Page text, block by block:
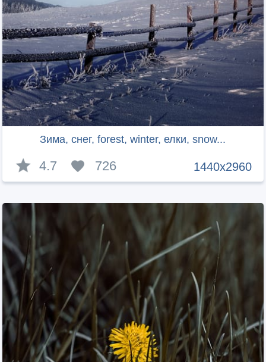
Зима, снег, forest, winter, елки, snow...
1440x2960
4.7 726